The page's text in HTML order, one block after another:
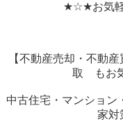
★☆★お気
【不動産売却・不動
取 もお
中古住宅・マンション
家対